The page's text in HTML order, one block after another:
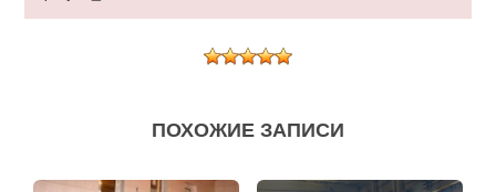
ПОХОЖИЕ ЗАПИСИ